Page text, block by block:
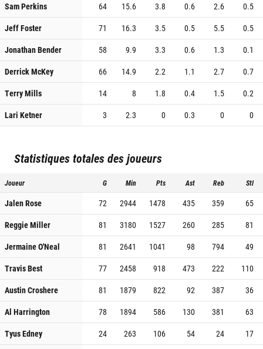
Sam Perkins
64 15.6 3.8 0.6 2.6
0.5
Jeff Foster
71 16.3 3.5 0.5 5.5
0.5
Jonathan Bender
58 9.9 3.3 0.6 1.3
0.1
Derrick McKey
66 14.9 2.2 1.1 2.7
0.7
Terry Mills
14 8 1.8 0.4 1.5
0.2
Lari Ketner
3 2.3 0 0.3 0 0
Statistiques totales des joueurs
Joueur G Min Pts Ast Reb Stl
Jalen Rose 72 2944 1478 435 359
65
Reggie Miller
81 3180 1527 260 285
81
Jermaine O'Neal
81 2641 1041 98 794
49
Travis Best
77 2458 918 473 222
110
Austin Croshere
81 1879 822 92 387
36
Al Harrington
78 1894 586 130 381
63
Tyus Edney
24 263 106 54 24
17